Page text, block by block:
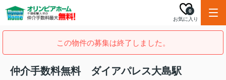
お気に入り
0
この物件の募集は終了しました。
仲介手数料無料 ダイアパレス大島駅